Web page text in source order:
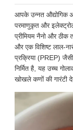
आपके उन्नत औद्योगिक
परमाणुकृत और
प्रीमियम नैनो और ठीक
और एक विशिष्ट लाल-
प्रक्रिया (PREP) जैसी
निर्मित है, यह उच्च
खोखले कणों की गारंटी